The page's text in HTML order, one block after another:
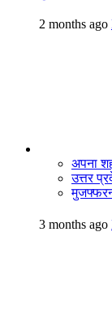
2 months ago
अपना
उत्तर
3 months ago